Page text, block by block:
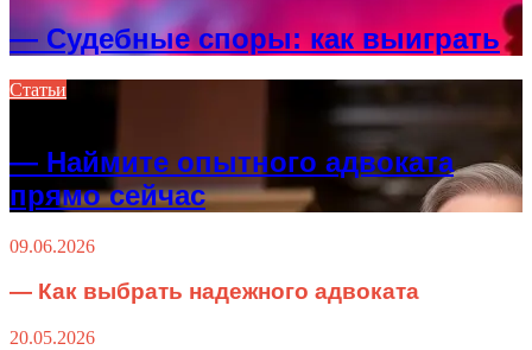
— Судебные споры: как выиграть
Статьи
— Наймите опытного адвоката
прямо сейчас
09.06.2026
— Как выбрать надежного адвоката
20.05.2026